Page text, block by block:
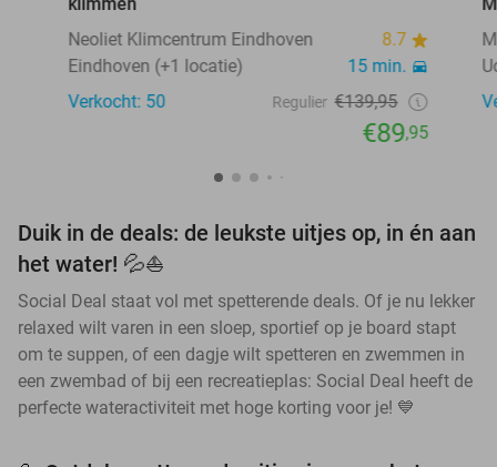
Neoliet Klimcentrum Eindhoven
8.7
Eindhoven (+1 locatie)
15 min.
Verkocht: 50
Regulier €139,95
€89,95
Duik in de deals: de leukste uitjes op, in én aan
het water! 💦⛵
Social Deal staat vol met spetterende deals. Of je nu lekker
relaxed wilt varen in een sloep, sportief op je board stapt
om te suppen, of een dagje wilt spetteren en zwemmen in
een zwembad of bij een recreatieplas: Social Deal heeft de
perfecte wateractiviteit met hoge korting voor je! 💙